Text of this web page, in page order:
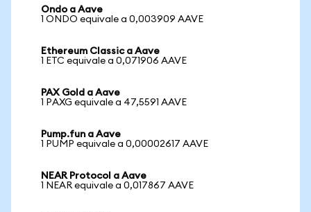
Ondo a Aave
1 ONDO equivale a 0,003909 AAVE
Ethereum Classic a Aave
1 ETC equivale a 0,071906 AAVE
PAX Gold a Aave
1 PAXG equivale a 47,5591 AAVE
Pump.fun a Aave
1 PUMP equivale a 0,00002617 AAVE
NEAR Protocol a Aave
1 NEAR equivale a 0,017867 AAVE